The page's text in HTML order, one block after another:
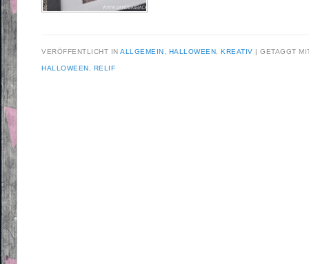
VERÖFFENTLICHT INALLGEMEIN HALLOWEEN ,KREATIV GETAGGT
HALLOWEEN RELIF